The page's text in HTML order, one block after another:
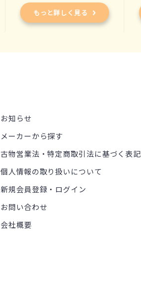
もっと詳しく見る
お知らせ
メーカーから探す
古物営業法・特定商取引法に基づく表記
個人情報の取り扱いについて
新規会員登録・ログイン
お問い合わせ
会社概要